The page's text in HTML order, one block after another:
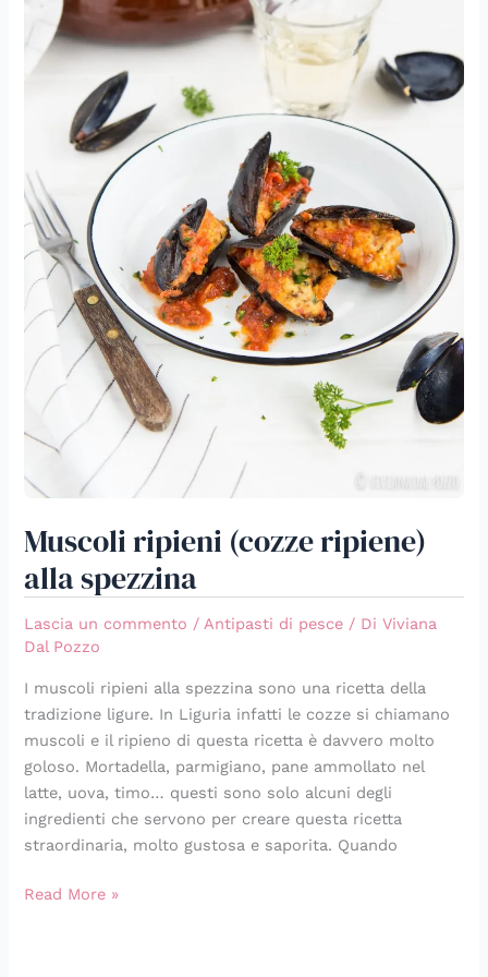
Muscoli ripieni (cozze ripiene)
alla spezzina
Lascia un commento /Antipasti di pesce / DiViviana
Dal Pozzo
I muscoli ripieni alla spezzina sono una ricetta della
tradizione ligure. In Liguria infatti le cozze si chiamano
muscoli e il ripieno di questa ricetta è davvero molto
goloso. Mortadella, parmigiano, pane ammollato nel
latte, uova, timo… questi sono solo alcuni degli
ingredienti che servono per creare questa ricetta
straordinaria, molto gustosa e saporita. Quando
Read More »